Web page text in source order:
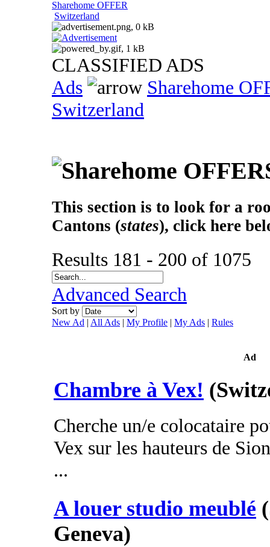
Sharehome OFFER
Switzerland
CLASSIFIED ADS
Ads
Sharehome
Switzerland
This section is to look for a
Cantons (states), click here
Results 181 - 200 of 1075
Advanced Search
Sort by
New Ad | All Ads | My Profile | My Ads | Rules
Ad
Chambre à Vex!
Cherche un/e colocataire
Vex sur les hauteurs de
...
A louer studio meublé
Geneva)